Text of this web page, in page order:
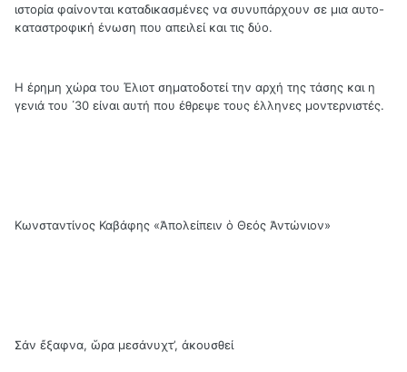
ιστορία φαίνονται καταδικασμένες να συνυπάρχουν σε μια αυτο-
καταστροφική ένωση που απειλεί και τις δύο.
Η έρημη χώρα του Έλιοτ σηματοδοτεί την αρχή της τάσης και η
γενιά του ΄30 είναι αυτή που έθρεψε τους έλληνες μοντερνιστές.
Κωνσταντίνος Καβάφης «Ἀπολείπειν ὁ Θεός Ἀντώνιον»
Σάν ἔξαφνα, ὥρα μεσάνυχτ’, ἀκουσθεί